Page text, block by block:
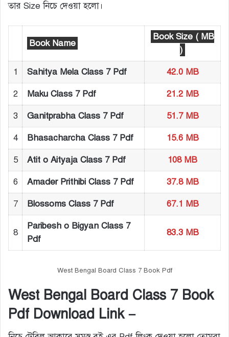
তার Size নিচে দেওয়া হলো।
Book Name
Book Size ( MB
)
1 Sahitya Mela Class 7 Pdf 42.0 MB
2 Maku Class 7 Pdf 21.2 MB
3 Ganitprabha Class 7 Pdf 51.7 MB
4 Bhasacharcha Class 7 Pdf 15.6 MB
5 Atit o Aityaja Class 7 Pdf 108 MB
6 Amader Prithibi Class 7 Pdf 37.8 MB
7 Blossoms Class 7 Pdf 67.1 MB
8
Paribesh o Bigyan Class 7
Pdf
83.3 MB
West Bengal Board Class 7 Book Pdf
West Bengal Board Class 7 Book
Pdf Download Link–